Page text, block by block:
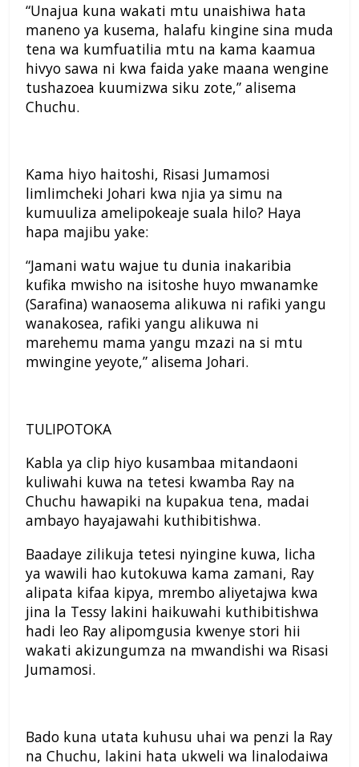
“Unajua kuna wakati mtu unaishiwa hata
maneno ya kusema, halafu kingine sina muda
tena wa kumfuatilia mtu na kama kaamua
hivyo sawa ni kwa faida yake maana wengine
tushazoea kuumizwa siku zote,” alisema
Chuchu.
Kama hiyo haitoshi, Risasi Jumamosi
limlimcheki Johari kwa njia ya simu na
kumuuliza amelipokeaje suala hilo? Haya
hapa majibu yake:
“Jamani watu wajue tu dunia inakaribia
kufika mwisho na isitoshe huyo mwanamke
(Sarafina) wanaosema alikuwa ni rafiki yangu
wanakosea, rafiki yangu alikuwa ni
marehemu mama yangu mzazi na si mtu
mwingine yeyote,” alisema Johari.
TULIPOTOKA
Kabla ya clip hiyo kusambaa mitandaoni
kuliwahi kuwa na tetesi kwamba Ray na
Chuchu hawapiki na kupakua tena, madai
ambayo hayajawahi kuthibitishwa.
Baadaye zilikuja tetesi nyingine kuwa, licha
ya wawili hao kutokuwa kama zamani, Ray
alipata kifaa kipya, mrembo aliyetajwa kwa
jina la Tessy lakini haikuwahi kuthibitishwa
hadi leo Ray alipomgusia kwenye stori hii
wakati akizungumza na mwandishi wa Risasi
Jumamosi.
Bado kuna utata kuhusu uhai wa penzi la Ray
na Chuchu, lakini hata ukweli wa linalodaiwa